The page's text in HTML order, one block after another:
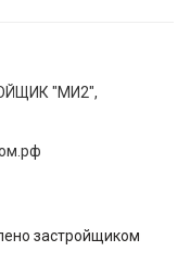
"МИ2",
застройщиком